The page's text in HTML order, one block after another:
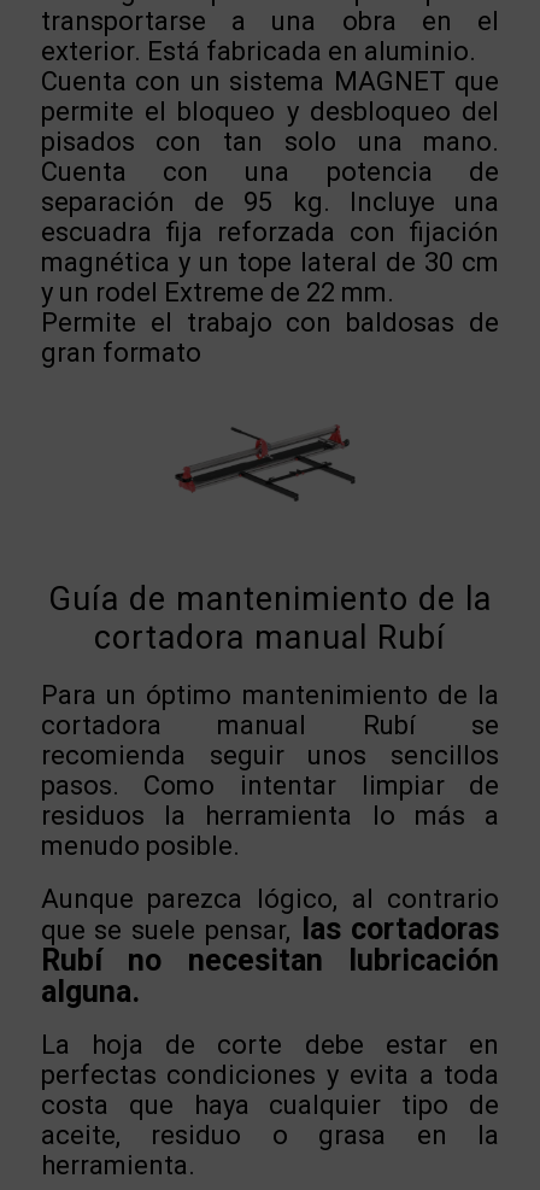
transportarse a una obra en el
exterior. Está fabricada en aluminio.
Cuenta con un sistema MAGNET que
permite el bloqueo y desbloqueo del
pisados con tan solo una mano.
Cuenta con una potencia de
separación de 95 kg. Incluye una
escuadra fija reforzada con fijación
magnética y un tope lateral de 30 cm
y un rodel Extreme de 22 mm.
Permite el trabajo con baldosas de
gran formato
Guía de mantenimiento de la
cortadora manual Rubí
Para un óptimo mantenimiento de la
cortadora manual Rubí se
recomienda seguir unos sencillos
pasos. Como intentar limpiar de
residuos la herramienta lo más a
menudo posible.
Aunque parezca lógico, al contrario
que se suele pensar, las cortadoras
Rubí no necesitan lubricación
alguna.
La hoja de corte debe estar en
perfectas condiciones y evita a toda
costa que haya cualquier tipo de
aceite, residuo o grasa en la
herramienta.